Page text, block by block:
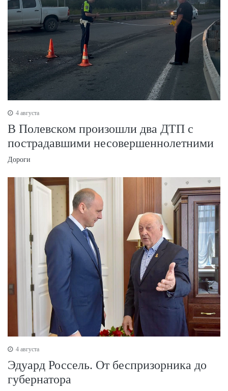
4 августа
В Полевском произошли два ДТП с
пострадавшими несовершеннолетними
Дороги
4 августа
Эдуард Россель. От беспризорника до
губернатора